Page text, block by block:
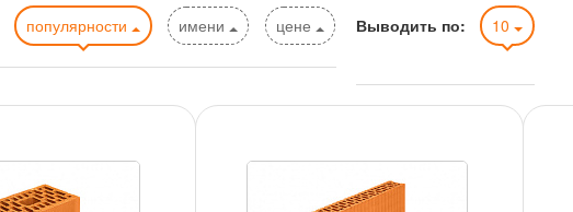
популярности имени цене Выводить по: 10